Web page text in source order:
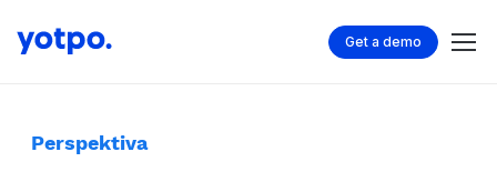
Get a demo
Perspektiva